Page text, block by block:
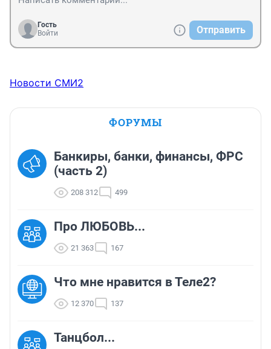
Гость
Войти
Отправить
Новости СМИ2
ФОРУМЫ
Банкиры, банки, финансы, ФРС
(часть 2)
208 312 499
Про ЛЮБОВЬ...
21 363 167
Что мне нравится в Теле2?
12 370 137
Танцбол...